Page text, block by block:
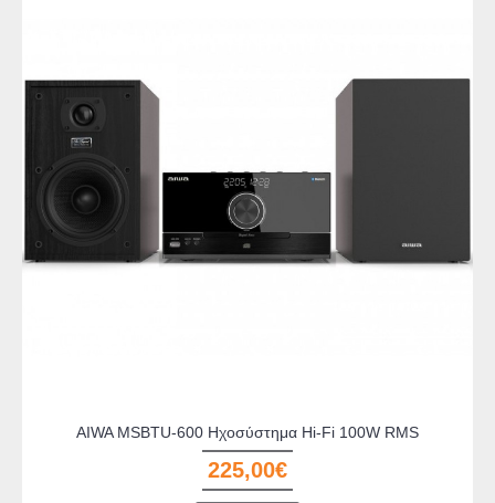
AIWA MSBTU-600 Ηχοσύστημα Hi-Fi 100W RMS
225,00€